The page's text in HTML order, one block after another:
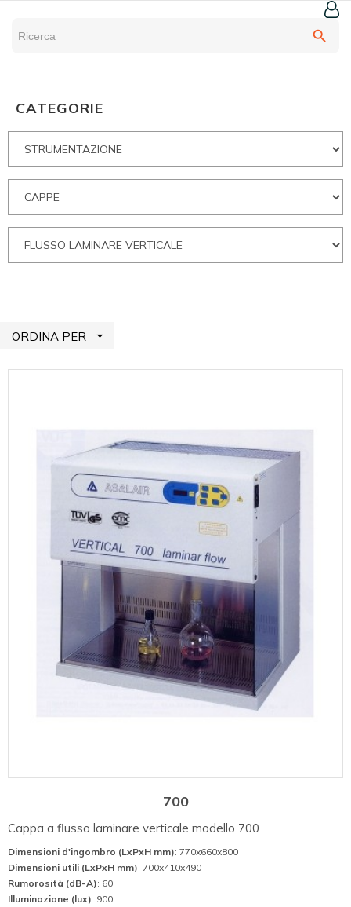
search
CATEGORIE
ORDINA PER 
700
Cappa a flusso laminare verticale modello 700
Dimensioni d'ingombro (LxPxH mm): 770x660x800
Dimensioni utili (LxPxH mm): 700x410x490
Rumorosità (dB-A): 60
Illuminazione (lux): 900